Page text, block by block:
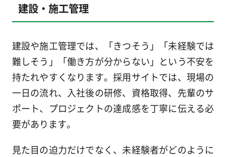
建設・施工管理
建設や施工管理では、「きつそう」「未経験では
難しそう」「働き方が分からない」という不安を
持たれやすくなります。採用サイトでは、現場の
一日の流れ、入社後の研修、資格取得、先輩のサ
ポート、プロジェクトの達成感を丁寧に伝える必
要があります。
見た目の迫力だけでなく、未経験者がどのように